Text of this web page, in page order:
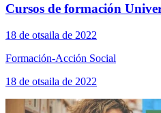
Cursos de formación
18 de otsaila de 2022
Formación-Acción Social
18 de otsaila de 2022